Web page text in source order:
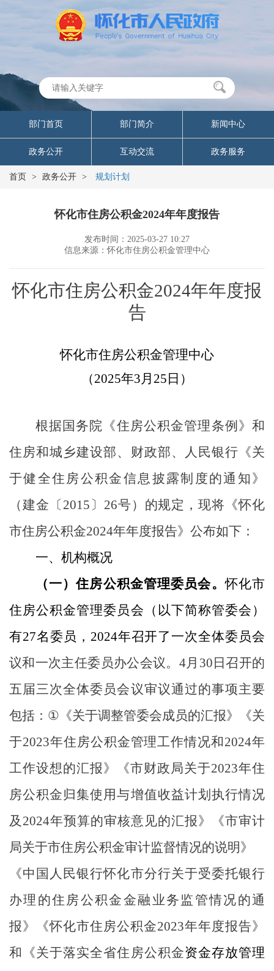
部门首页 部门简介 新闻中心
政务公开 互动交流 政务服务
首页 > 政务公开 > 规划计划
怀化市住房公积金2024年年度报告
发布时间：2025-03-27 10:27
信息来源：怀化市住房公积金管理中心
怀化市住房公积金2024年年度报
告
怀化市住房公积金管理中心
（2025年3月 25 日）
根据国务院《住房公积金管理条例》和
住房和城乡建设部、财政部、人民银行《关
于健全住房公积金信息披露制度的通知》
（建金〔 2015 〕 26号） 的规定，现将《怀化
市住房公积金2024年年度报告》公布如下：
一、 机构概况
（一）住房公积金管理委员会。怀化市
住房公积金管理委员会（以下简称管委会）
有27名委员， 2024年召开了一次全体委员会
议和一次主任委员办公会议。 4月 30 日召开的
五届三次全体委员会议审议通过的事项主要
包括： ① 《关于调整管委会成员的汇报》《关
于2023年住房公积金管理工作情况和2024年
工作设想的汇报》《市财政局关于2023年住
房公积金归集使用与增值收益计划执行情况
及 2024年预算的审核意见的汇报》《市审计
局关于市住房公积金审计监督情况的说明》
《中国人民银行怀化市分行关于受委托银行
办理的住房公积金金融业务监管情况的通
报》《怀化市住房公积金2023年年度报告》
和《关于落实全省住房公积金资金存放管理